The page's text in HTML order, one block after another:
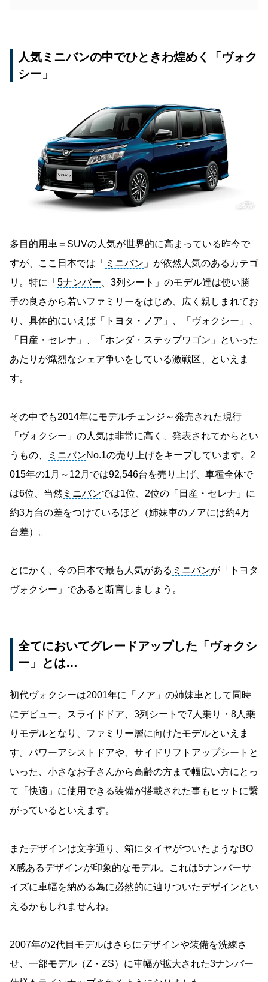
人気ミニバンの中でひときわ煌めく「ヴォク
シー」
多目的用車＝SUVの人気が世界的に高まっている昨今で
すが、ここ日本では「 ミニバン 」が依然人気のあるカテゴ
リ。特に「 5ナンバー 、3列シート」のモデル達は使い勝
手の良さから若いファミリーをはじめ、広く親しまれてお
り、具体的にいえば「トヨタ・ノア」、「ヴォクシー」、
「日産・セレナ」、「ホンダ・ステップワゴン」といった
あたりが熾烈なシェア争いをしている激戦区、といえま
す。
その中でも2014年にモデルチェンジ～発売された現行
「ヴォクシー」の人気は非常に高く、発表されてからとい
うもの、
ミニバンNo.1の売り上げをキープしています。2
015年の1月～12月では92,546台を売り上げ、車種全体で
は6位、当然 ミニバンでは1位、2位の「日産・セレナ」に
約3万台の差をつけているほど（姉妹車のノアには約4万
台差）。
とにかく、今の日本で最も人気がある ミニバンが「トヨタ
ヴォクシー」であると断言しましょう。
全てにおいてグレードアップした「ヴォクシ
ー」とは…
初代ヴォクシーは2001年に「ノア」の姉妹車として同時
にデビュー。スライドドア、3列シートで7人乗り・8人乗
りモデルとなり、ファミリー層に向けたモデルといえま
す。パワーアシストドアや、サイドリフトアップシートと
いった、小さなお子さんから高齢の方まで幅広い方にとっ
て「快適」に使用できる装備が搭載された事もヒットに繋
がっているといえます。
またデザインは文字通り、箱にタイヤがついたようなBO
X感あるデザインが印象的なモデル。これは5ナンバーサ
イズに車幅を納める為に必然的に辿りついたデザインとい
えるかもしれませんね。
2007年の2代目モデルはさらにデザインや装備を洗練さ
せ、一部モデル（Z・ZS）に車幅が拡大された3ナンバー